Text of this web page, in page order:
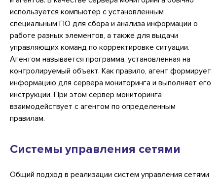
используется компьютер с установленным
специальным ПО для сбора и анализа информации о
работе разных элементов, а также для выдачи
управляющих команд по корректировке ситуации.
Агентом называется программа, установленная на
контролируемый объект. Как правило, агент формирует
информацию для сервера мониторинга и выполняет его
инструкции. При этом сервер мониторинга
взаимодействует с агентом по определенным
правилам.
Системы управления сетями
Общий подход в реализации систем управления сетями